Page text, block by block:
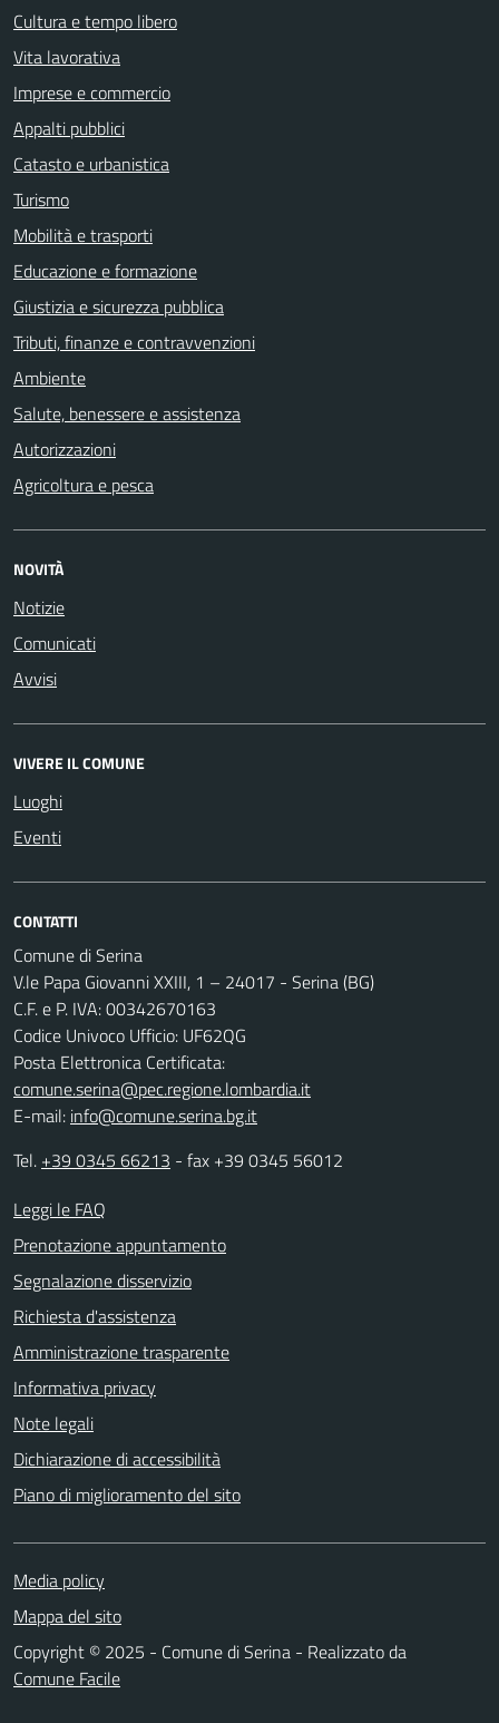
Cultura e tempo libero
Vita lavorativa
Imprese e commercio
Appalti pubblici
Catasto e urbanistica
Turismo
Mobilità e trasporti
Educazione e formazione
Giustizia e sicurezza pubblica
Tributi, finanze e contravvenzioni
Ambiente
Salute, benessere e assistenza
Autorizzazioni
Agricoltura e pesca
NOVITÀ
Notizie
Comunicati
Avvisi
VIVERE IL COMUNE
Luoghi
Eventi
CONTATTI
Comune di Serina
V.le Papa Giovanni XXIII, 1 – 24017 - Serina (BG)
C.F. e P. IVA: 00342670163
Codice Univoco Ufficio: UF62QG
Posta Elettronica Certificata:
comune.serina@pec.regione.lombardia.it
E-mail: info@comune.serina.bg.it
Tel. +39 0345 66213 - fax +39 0345 56012
Leggi le FAQ
Prenotazione appuntamento
Segnalazione disservizio
Richiesta d'assistenza
Amministrazione trasparente
Informativa privacy
Note legali
Dichiarazione di accessibilità
Piano di miglioramento del sito
Media policy
Mappa del sito
Copyright © 2025 - Comune di Serina - Realizzato da
Comune Facile